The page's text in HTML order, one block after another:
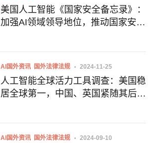
美国人工智能《国家安全备忘录》：
加强AI领域领导地位，推动国家安全
AI国外资讯 国外法律法规 2024-11-25
人工智能全球活力工具调查：美国稳
居全球第一，中国、英国紧随其后
AI国外资讯 国外法律法规 2024-09-10